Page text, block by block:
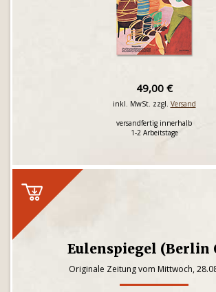
49,00 €
inkl. MwSt. zzgl. Versand
versandfertig innerhalb
1-2 Arbeitstage
Eulenspiegel (Berlin
Originale Zeitung vom Mittwoch,